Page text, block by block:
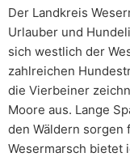
Der Landkreis
Urlauber und
sich westlich der
zahlreichen
die Vierbeiner
Moore aus. Lange
den Wäldern sorgen
Wesermarsch bietet